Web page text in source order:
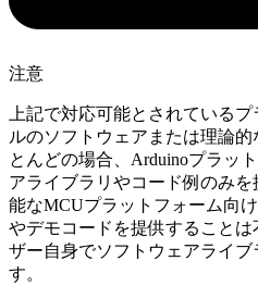
注意
上記で対応可能とされている
ルのソフトウェアまたは理論
とんどの場合、Arduinoプラッ
アライブラリやコード例のみ
能なMCUプラットフォーム向
やデモコードを提供すること
ザー自身でソフトウェアライ
す。